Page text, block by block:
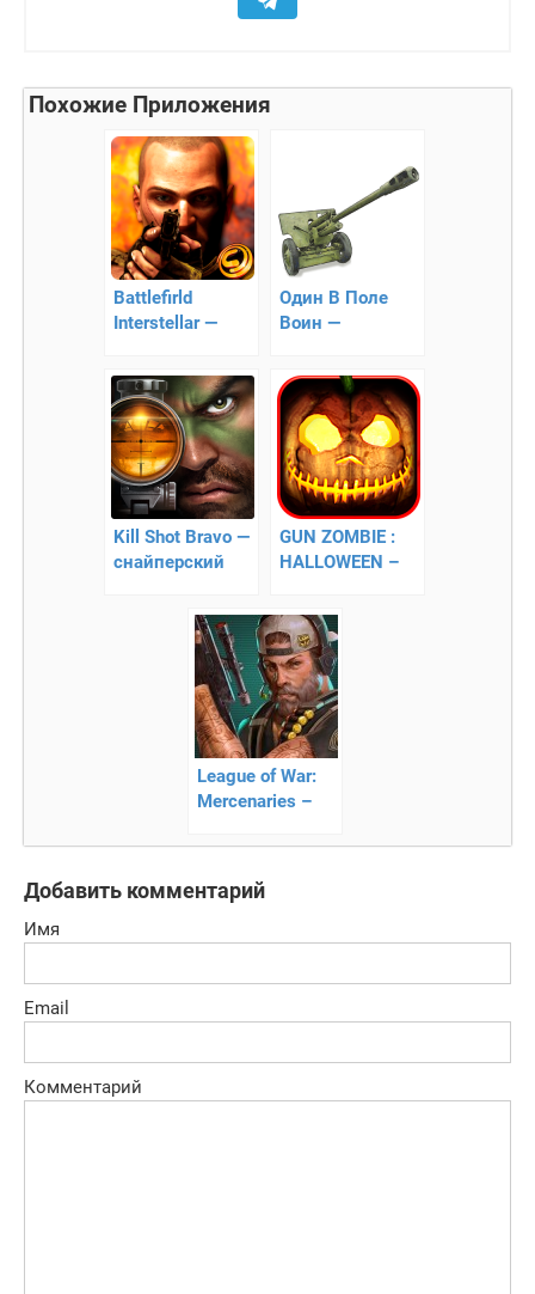
Похожие Приложения
Battlefirld
Interstellar —
террористов!
Один В Поле
Воин —
пушки
Kill Shot Bravo —
снайперский
3D графикой!
GUN ZOMBIE :
HALLOWEEN –
зомби!
League of War:
Mercenaries –
стратегия
Добавить комментарий
Имя
Email
Комментарий